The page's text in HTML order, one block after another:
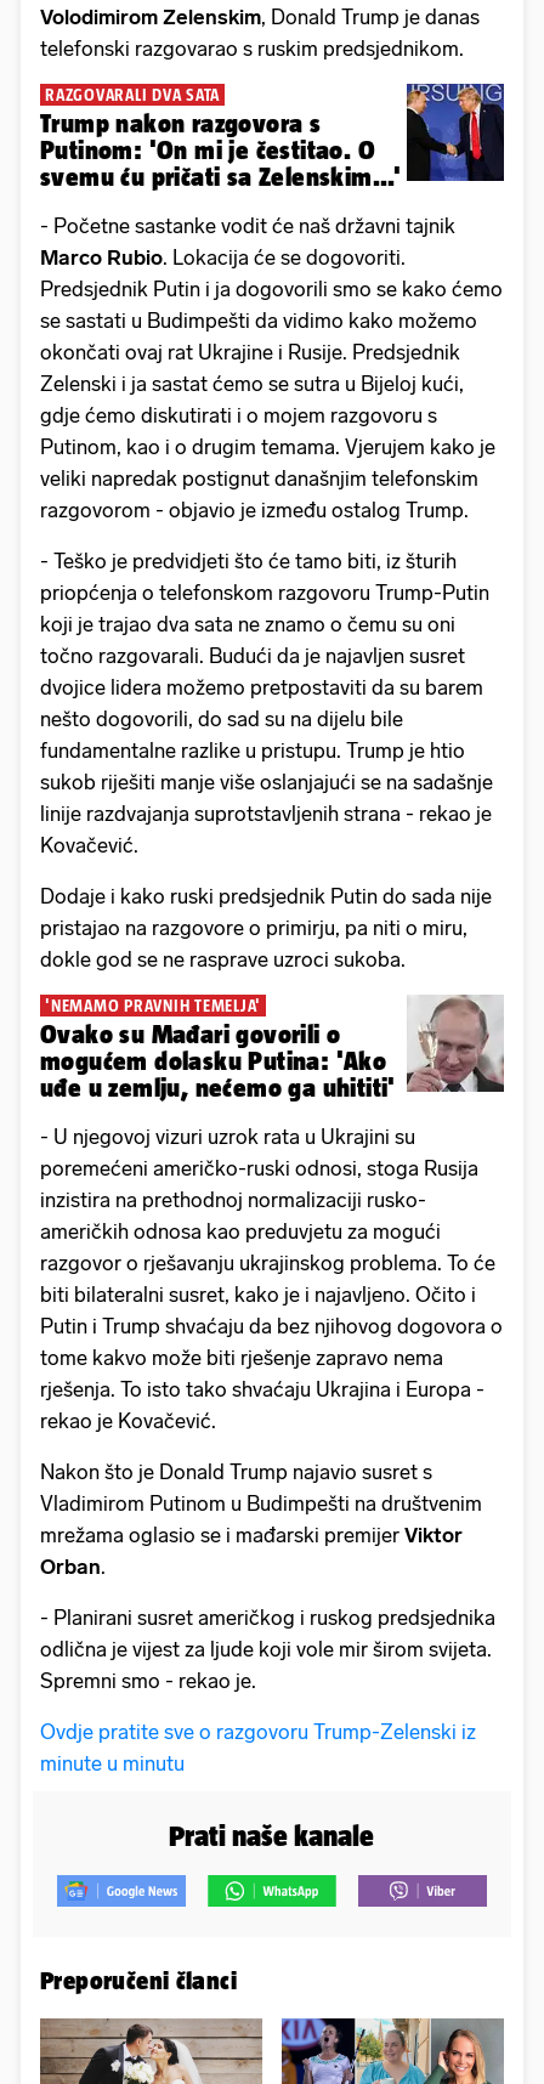
Volodimirom Zelenskim, Donald Trump je danas
telefonski razgovarao s ruskim predsjednikom.
RAZGOVARALI DVA SATA
Trump nakon razgovora s
Putinom: 'On mi je čestitao. O
svemu ću pričati sa Zelenskim...'
- Početne sastanke vodit će naš državni tajnik
Marco Rubio. Lokacija će se dogovoriti.
Predsjednik Putin i ja dogovorili smo se kako ćemo
se sastati u Budimpešti da vidimo kako možemo
okončati ovaj rat Ukrajine i Rusije. Predsjednik
Zelenski i ja sastat ćemo se sutra u Bijeloj kući,
gdje ćemo diskutirati i o mojem razgovoru s
Putinom, kao i o drugim temama. Vjerujem kako je
veliki napredak postignut današnjim telefonskim
razgovorom - objavio je između ostalog Trump.
- Teško je predvidjeti što će tamo biti, iz šturih
priopćenja o telefonskom razgovoru Trump-Putin
koji je trajao dva sata ne znamo o čemu su oni
točno razgovarali. Budući da je najavljen susret
dvojice lidera možemo pretpostaviti da su barem
nešto dogovorili, do sad su na dijelu bile
fundamentalne razlike u pristupu. Trump je htio
sukob riješiti manje više oslanjajući se na sadašnje
linije razdvajanja suprotstavljenih strana - rekao je
Kovačević.
Dodaje i kako ruski predsjednik Putin do sada nije
pristajao na razgovore o primirju, pa niti o miru,
dokle god se ne rasprave uzroci sukoba.
'NEMAMO PRAVNIH TEMELJA'
Ovako su Mađari govorili o
mogućem dolasku Putina: 'Ako
uđe u zemlju, nećemo ga uhititi'
- U njegovoj vizuri uzrok rata u Ukrajini su
poremećeni američko-ruski odnosi, stoga Rusija
inzistira na prethodnoj normalizaciji rusko-
američkih odnosa kao preduvjetu za mogući
razgovor o rješavanju ukrajinskog problema. To će
biti bilateralni susret, kako je i najavljeno. Očito i
Putin i Trump shvaćaju da bez njihovog dogovora o
tome kakvo može biti rješenje zapravo nema
rješenja. To isto tako shvaćaju Ukrajina i Europa -
rekao je Kovačević.
Nakon što je Donald Trump najavio susret s
Vladimirom Putinom u Budimpešti na društvenim
mrežama oglasio se i mađarski premijer Viktor
Orban.
- Planirani susret američkog i ruskog predsjednika
odlična je vijest za ljude koji vole mir širom svijeta.
Spremni smo - rekao je.
Ovdje pratite sve o razgovoru Trump-Zelenski iz
minute u minutu
Prati naše kanale
Preporučeni članci